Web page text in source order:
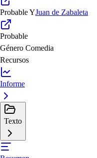
ProbableYJuan de Zabaleta
Probable
Género Comedia
Recursos
Informe
Texto